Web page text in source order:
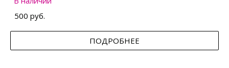
500 руб.
ПОДРОБНЕЕ